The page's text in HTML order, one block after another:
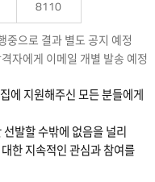
8110
으로 결과 별도 공지 예정
자에게 이메일 개별 발송 예정
에 지원해주신 모든 분들에게
발할 수밖에 없음을 널리
한 지속적인 관심과 참여를